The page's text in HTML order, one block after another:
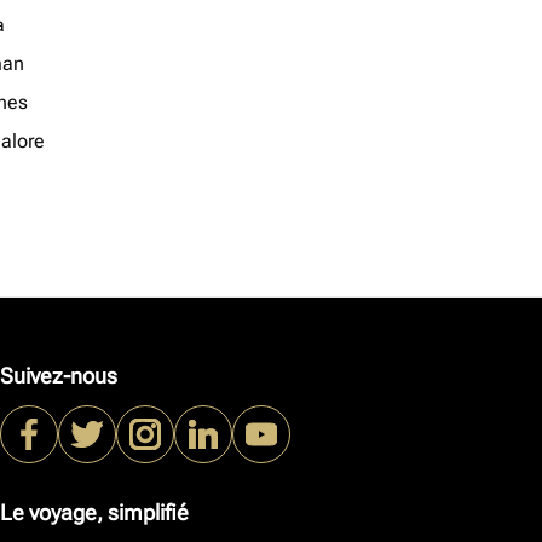
Suivez-nous
Le voyage, simplifié